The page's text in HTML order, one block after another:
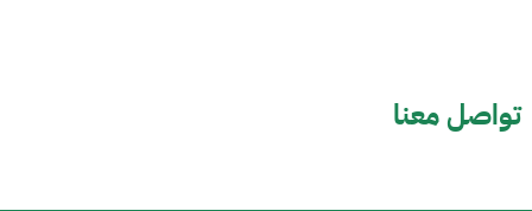
تواصل معنا